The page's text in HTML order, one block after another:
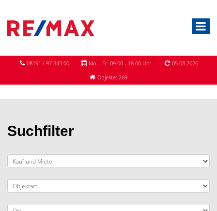
08191 / 97 343 00 Mo. - Fr. 09.00 - 18.00 Uhr
05.08.2026
Objekte: 269
Suchfilter